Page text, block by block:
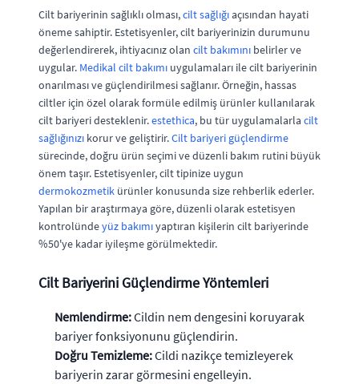
Cilt bariyerinin sağlıklı olması,cilt sağlığıaçısından hayati
öneme sahiptir. Estetisyenler, cilt bariyerinizin durumunu
değerlendirerek, ihtiyacınız olan cilt bakımını belirler ve
uygular. Medikal cilt bakımı uygulamaları ile cilt bariyerinin
onarılması ve güçlendirilmesi sağlanır. Örneğin, hassas
ciltler için özel olarak formüle edilmiş ürünler kullanılarak
cilt bariyeri desteklenir.estethica, bu tür uygulamalarla cilt
sağlığınızı korur ve geliştirir.Cilt bariyeri güçlendirme
sürecinde, doğru ürün seçimi ve düzenli bakım rutini büyük
önem taşır. Estetisyenler, cilt tipinize uygun
dermokozmetik ürünler konusunda size rehberlik ederler.
Yapılan bir araştırmaya göre, düzenli olarak estetisyen
kontrolündeyüz bakımıyaptıran kişilerin cilt bariyerinde
%50'ye kadar iyileşme görülmektedir.
Cilt Bariyerini Güçlendirme Yöntemleri
Nemlendirme:Cildin nem dengesini koruyarak
bariyer fonksiyonunu güçlendirin.
Doğru Temizleme:Cildi nazikçe temizleyerek
bariyerin zarar görmesini engelleyin.